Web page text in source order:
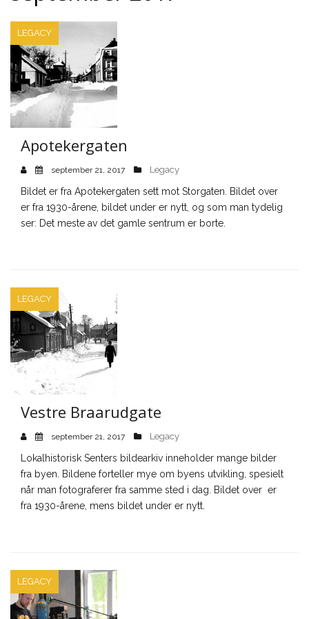
LEGACY
Apotekergaten
september 21, 2017 Legacy
Bildet er fra Apotekergaten sett mot Storgaten. Bildet over
er fra 1930-årene, bildet under er nytt, og som man tydelig
ser: Det meste av det gamle sentrum er borte.
LEGACY
Vestre Braarudgate
september 21, 2017 Legacy
Lokalhistorisk Senters bildearkiv inneholder mange bilder
fra byen. Bildene forteller mye om byens utvikling, spesielt
når man fotograferer fra samme sted i dag. Bildet over er
fra 1930-årene, mens bildet under er nytt.
LEGACY